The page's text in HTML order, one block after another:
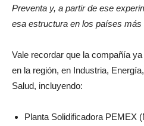
Preventa y, a partir de ese
esa estructura en los países más
Vale recordar que la compañía
en la región, en Industria,
Salud, incluyendo:
Planta Solidificadora PEMEX